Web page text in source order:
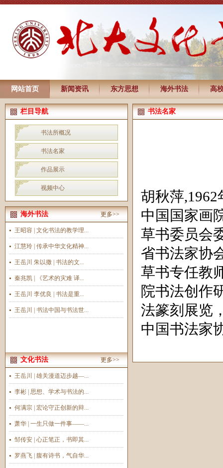
网站首页 新闻资讯 东方思想 海外书法 高
栏目导航
书法所概况
书法名家
作品展示
视频中心
海外书法 更多>>
王昭容 | 文化书法的教学理...
江慧玲 | 传承中华文化精神...
王岳川 朱以撒 | 书法的文...
秦兆凯 | 《艺术的灾难 译...
王岳川 李优良 | 书法是重...
王岳川 | 书法中国与书法世...
文化书法 更多>>
王岳川 | 雄关漫道迈步越—...
李彬 | 思想、学术与书法的...
何满宗 | 宏论守正创新的辩...
萧华 | 一生只做一件事——...
邹传安 | 心正笔正，书即其...
罗燕飞 | 腹有诗书，气自华...
书法名家
胡秋萍,1962
中国国家画
草书委员会
省书法家协
草书专任教
院书法创作
法篆刻展览
中国书法家